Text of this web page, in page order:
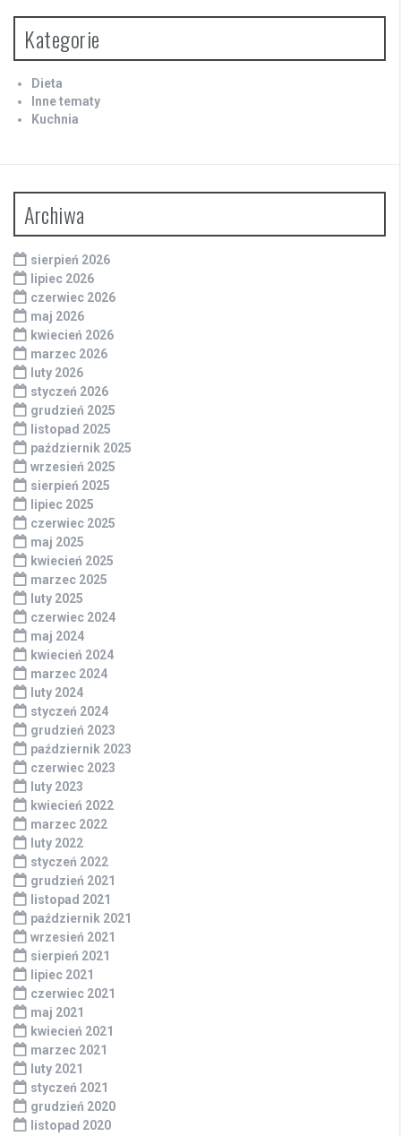
Kategorie
Dieta
Inne tematy
Kuchnia
Archiwa
sierpień 2026
lipiec 2026
czerwiec 2026
maj 2026
kwiecień 2026
marzec 2026
luty 2026
styczeń 2026
grudzień 2025
listopad 2025
październik 2025
wrzesień 2025
sierpień 2025
lipiec 2025
czerwiec 2025
maj 2025
kwiecień 2025
marzec 2025
luty 2025
czerwiec 2024
maj 2024
kwiecień 2024
marzec 2024
luty 2024
styczeń 2024
grudzień 2023
październik 2023
czerwiec 2023
luty 2023
kwiecień 2022
marzec 2022
luty 2022
styczeń 2022
grudzień 2021
listopad 2021
październik 2021
wrzesień 2021
sierpień 2021
lipiec 2021
czerwiec 2021
maj 2021
kwiecień 2021
marzec 2021
luty 2021
styczeń 2021
grudzień 2020
listopad 2020